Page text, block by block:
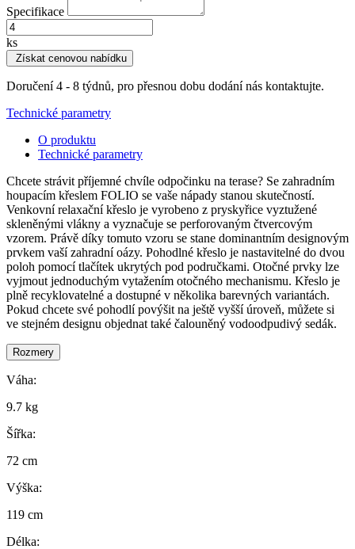
Specifikace
ks
Získat cenovou nabídku
Doručení 4 - 8 týdnů, pro přesnou dobu dodání nás kontaktujte.
Technické parametry
O produktu
Technické parametry
Chcete strávit příjemné chvíle odpočinku na terase? Se zahradním
houpacím křeslem FOLIO se vaše nápady stanou skutečností.
Venkovní relaxační křeslo je vyrobeno z pryskyřice vyztužené
skleněnými vlákny a vyznačuje se perforovaným čtvercovým
vzorem. Právě díky tomuto vzoru se stane dominantním designovým
prvkem vaší zahradní oázy. Pohodlné křeslo je nastavitelné do dvou
poloh pomocí tlačítek ukrytých pod područkami. Otočné prvky lze
vyjmout jednoduchým vytažením otočného mechanismu. Křeslo je
plně recyklovatelné a dostupné v několika barevných variantách.
Pokud chcete své pohodlí povýšit na ještě vyšší úroveň, můžete si
ve stejném designu objednat také čalouněný vodoodpudivý sedák.
Rozmery
Váha:
9.7 kg
Šířka:
72 cm
Výška:
119 cm
Délka: